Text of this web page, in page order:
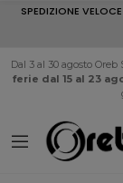
SPEDIZIONE
Dal 3 al 30 agosto
ferie dal 15 al 23